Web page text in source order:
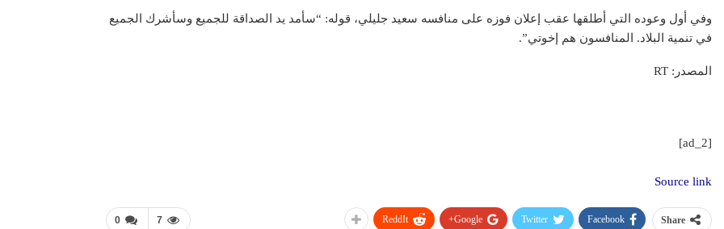
وفي أول وعوده التي أطلقها عقب إعلان فوزه على منافسه سعيد جليلي، قوله: “سأمد يد الصداقة للجميع وسأشرك الجميع
في تنمية البلاد. المنافسون هم إخوتي”.
المصدر: RT
[ad_2]
Source link
0 7 Share
Facebook
Twitter
Google+
ReddIt